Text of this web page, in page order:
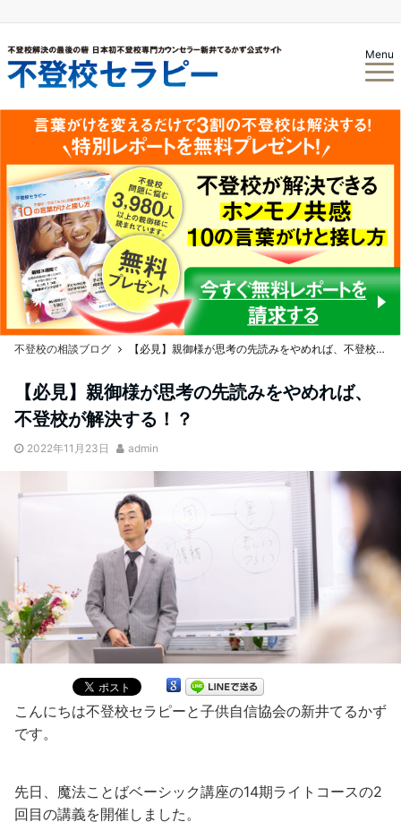
Menu
不登校の相談ブログ 【必見】親御様が思考の先読みをやめれば、不登校が解決する！？
【必見】親御様が思考の先読みをやめれば、
不登校が解決する！？
2022年11月23日 admin
こんにちは不登校セラピーと子供自信協会の新井てるかず
です。
先日、魔法ことばベーシック講座の14期ライトコースの2
回目の講義を開催しました。